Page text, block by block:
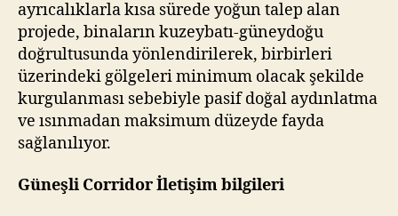
ayrıcalıklarla kısa sürede yoğun talep alan
projede, binaların kuzeybatı-güneydoğu
doğrultusunda yönlendirilerek, birbirleri
üzerindeki gölgeleri minimum olacak şekilde
kurgulanması sebebiyle pasif doğal aydınlatma
ve ısınmadan maksimum düzeyde fayda
sağlanılıyor.
Güneşli Corridor İletişim bilgileri